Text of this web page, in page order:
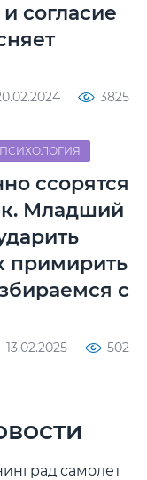
согласие
3825
ПСИХОЛОГИЯ
ссорятся
Младший
примирить
с
13.02.2025 502
самолет